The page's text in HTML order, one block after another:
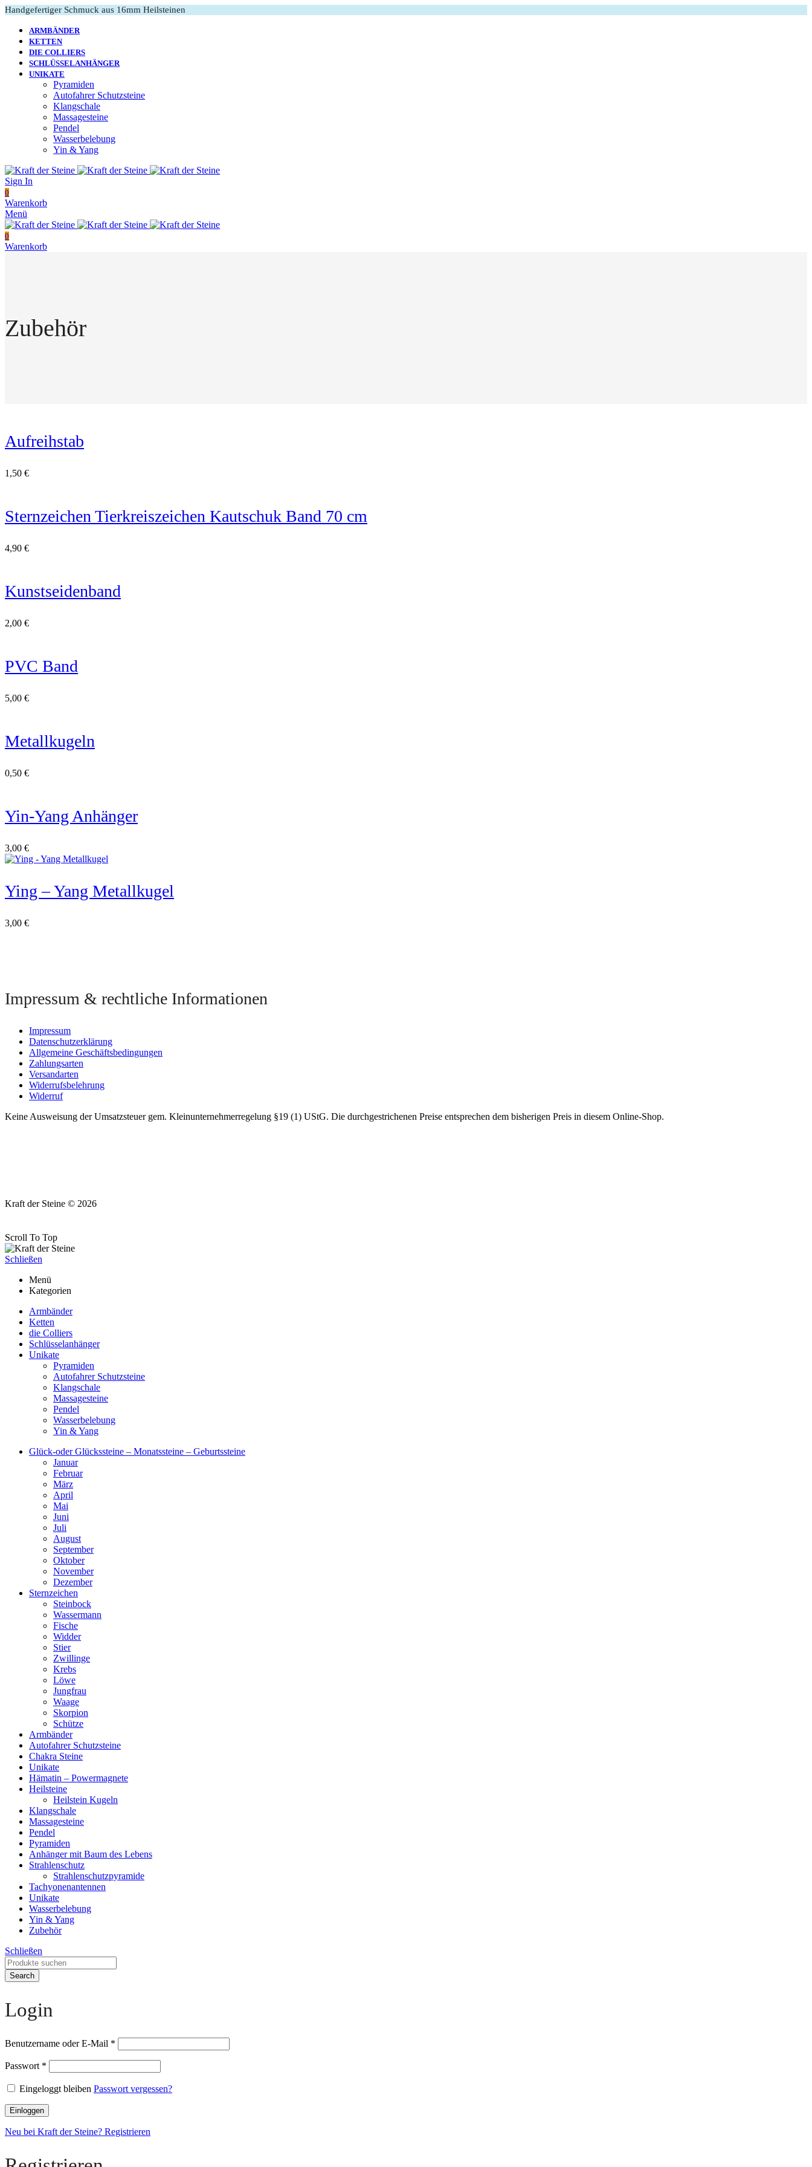
Handgefertiger Schmuck aus 16mm Heilsteinen
ARMBÄNDER
KETTEN
DIE COLLIERS
SCHLÜSSELANHÄNGER
UNIKATE
Pyramiden
Autofahrer Schutzsteine
Klangschale
Massagesteine
Pendel
Wasserbelebung
Yin & Yang
Sign In
0
Warenkorb
Menü
0
Warenkorb
Zubehör
Aufreihstab
1,50 €
Sternzeichen Tierkreiszeichen Kautschuk Band 70 cm
4,90 €
Kunstseidenband
2,00 €
PVC Band
5,00 €
Metallkugeln
0,50 €
Yin-Yang Anhänger
3,00 €
Ying – Yang Metallkugel
3,00 €
Impressum & rechtliche Informationen
Impressum
Datenschutzerklärung
Allgemeine Geschäftsbedingungen
Zahlungsarten
Versandarten
Widerrufsbelehrung
Widerruf
Keine Ausweisung der Umsatzsteuer gem. Kleinunternehmerregelung §19 (1) UStG. Die durchgestrichenen Preise entsprechen dem bisherigen Preis in diesem Online-Shop.
Kraft der Steine © 2026
Scroll To Top
Schließen
Menü
Kategorien
Armbänder
Ketten
die Colliers
Schlüsselanhänger
Unikate
Pyramiden
Autofahrer Schutzsteine
Klangschale
Massagesteine
Pendel
Wasserbelebung
Yin & Yang
Glück-oder Glückssteine – Monatssteine – Geburtssteine
Januar
Februar
März
April
Mai
Juni
Juli
August
September
Oktober
November
Dezember
Sternzeichen
Steinbock
Wassermann
Fische
Widder
Stier
Zwillinge
Krebs
Löwe
Jungfrau
Waage
Skorpion
Schütze
Armbänder
Autofahrer Schutzsteine
Chakra Steine
Unikate
Hämatin – Powermagnete
Heilsteine
Heilstein Kugeln
Klangschale
Massagesteine
Pendel
Pyramiden
Anhänger mit Baum des Lebens
Strahlenschutz
Strahlenschutzpyramide
Tachyonenantennen
Unikate
Wasserbelebung
Yin & Yang
Zubehör
Schließen
Search
Login
Benutzername oder E-Mail *
Passwort *
Eingeloggt bleiben Passwort vergessen?
Einloggen
Neu bei Kraft der Steine? Registrieren